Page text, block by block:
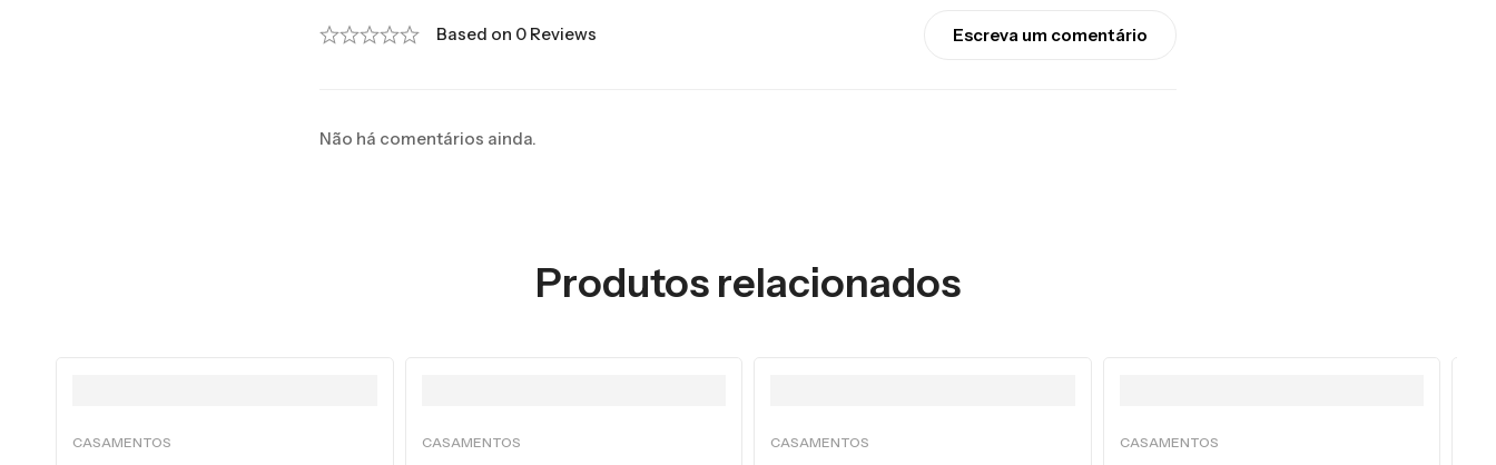
Based on 0 Reviews Escreva um comentário
Não há comentários ainda.
Produtos relacionados
CASAMENTOS CASAMENTOS CASAMENTOS CASAMENTOS